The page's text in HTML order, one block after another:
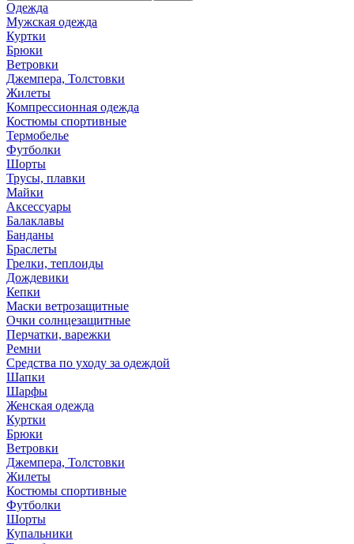
Одежда
Мужская одежда
Куртки
Брюки
Ветровки
Джемпера, Толстовки
Жилеты
Компрессионная одежда
Костюмы спортивные
Термобелье
Футболки
Шорты
Трусы, плавки
Майки
Аксессуары
Балаклавы
Банданы
Браслеты
Грелки, теплоиды
Дождевики
Кепки
Маски ветрозащитные
Очки солнцезащитные
Перчатки, варежки
Ремни
Средства по уходу за одеждой
Шапки
Шарфы
Женская одежда
Куртки
Брюки
Ветровки
Джемпера, Толстовки
Жилеты
Костюмы спортивные
Футболки
Шорты
Купальники